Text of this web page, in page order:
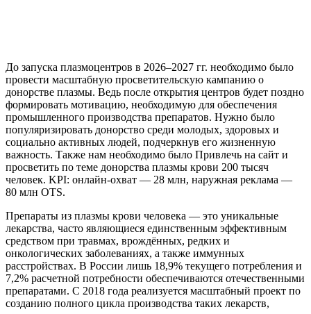
До запуска плазмоцентров в 2026–2027 гг. необходимо было
провести масштабную просветительскую кампанию о
донорстве плазмы. Ведь после открытия центров будет поздно
формировать мотивацию, необходимую для обеспечения
промышленного производства препаратов. Нужно было
популяризировать донорство среди молодых, здоровых и
социально активных людей, подчеркнув его жизненную
важность. Также нам необходимо было Привлечь на сайт и
просветить по теме донорства плазмы крови 200 тысяч
человек. KPI: онлайн-охват — 28 млн, наружная реклама —
80 млн OTS.
Препараты из плазмы крови человека — это уникальные
лекарства, часто являющиеся единственным эффективным
средством при травмах, врождённых, редких и
онкологических заболеваниях, а также иммунных
расстройствах. В России лишь 18,9% текущего потребления и
7,2% расчетной потребности обеспечиваются отечественными
препаратами. С 2018 года реализуется масштабный проект по
созданию полного цикла производства таких лекарств,